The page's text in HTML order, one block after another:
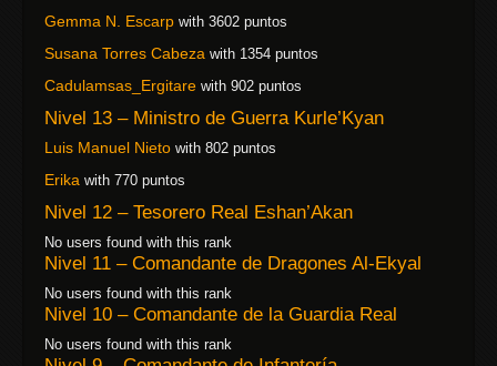
Gemma N. Escarp with 3602 puntos
Susana Torres Cabeza with 1354 puntos
Cadulamsas_Ergitare with 902 puntos
Nivel 13 – Ministro de Guerra Kurle’Kyan
Luis Manuel Nieto with 802 puntos
Erika with 770 puntos
Nivel 12 – Tesorero Real Eshan’Akan
No users found with this rank
Nivel 11 – Comandante de Dragones Al-Ekyal
No users found with this rank
Nivel 10 – Comandante de la Guardia Real
No users found with this rank